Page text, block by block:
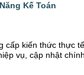
Kế Toán
cấp kiến thức thực
vụ, cập nhật